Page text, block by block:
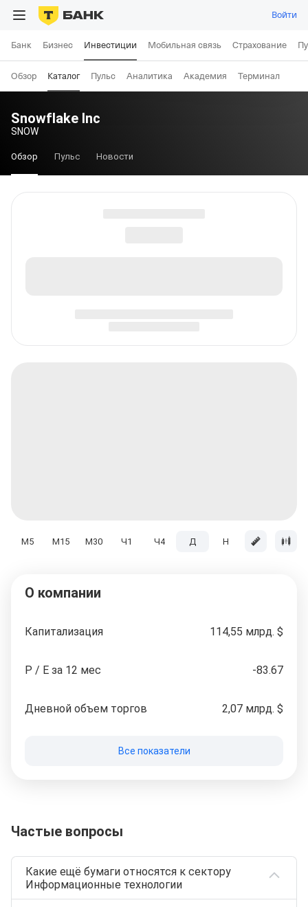
Войти
Банк Бизнес Инвестиции Мобильная связь Страхование
Обзор Каталог Пульс Аналитика Академия Терминал
Snowflake Inc
SNOW
Обзор Пульс Новости
M5 M15 M30 Ч1 Ч4 Д H Мес
О компании
Капитализация 114,55 млрд. $
P / E за 12 мес -83.67
Дневной объем торгов 2,07 млрд. $
Все показатели
Частые вопросы
Какие ещё бумаги относятся к сектору
Информационные технологии